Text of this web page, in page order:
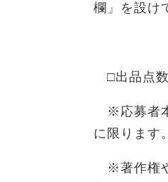
欄」を設け
□出品点
※応募者本
に限ります。
※著作権や